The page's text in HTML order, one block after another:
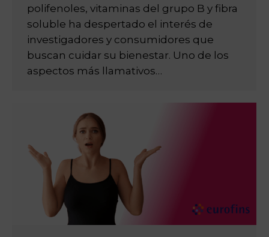
polifenoles, vitaminas del grupo B y fibra
soluble ha despertado el interés de
investigadores y consumidores que
buscan cuidar su bienestar. Uno de los
aspectos más llamativos…